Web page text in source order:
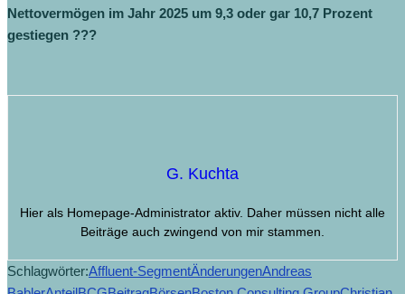
Nettovermögen im Jahr 2025 um 9,3 oder gar 10,7 Prozent
gestiegen ???
G. Kuchta
Hier als Homepage-Administrator aktiv. Daher müssen nicht alle
Beiträge auch zwingend von mir stammen.
Schlagwörter:Affluent-SegmentÄnderungenAndreas